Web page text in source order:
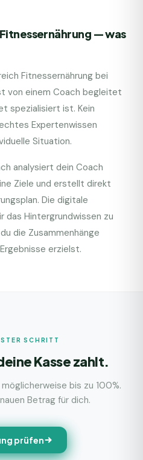
— was
Fitnessernährung bei
von einem Coach begleitet
spezialisiert ist. Kein
Expertenwissen
Situation.
analysiert dein Coach
Ziele und erstellt direkt
Die digitale
Hintergrundwissen zu
die Zusammenhänge
erzielst.
SCHRITT
Kasse zahlt.
bis zu 100%.
Betrag für dich.
prüfen